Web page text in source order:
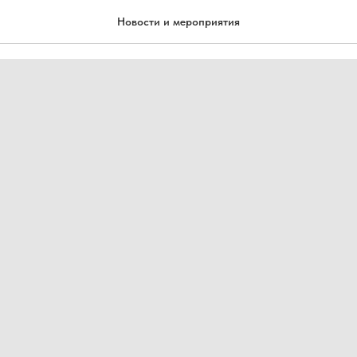
Новости и мероприятия
самом деле